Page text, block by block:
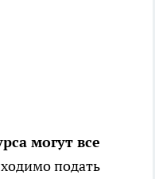
могут все
подать